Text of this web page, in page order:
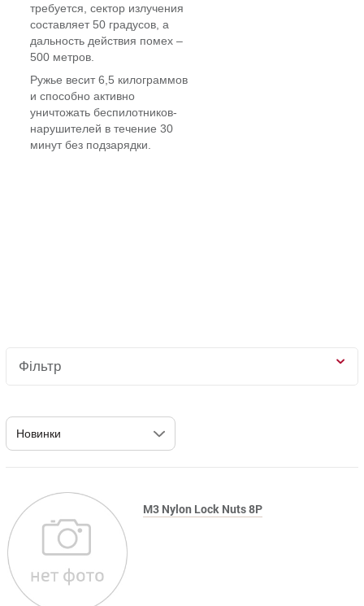
требуется, сектор излучения
составляет 50 градусов, а
дальность действия помех –
500 метров.
Ружье весит 6,5 килограммов
и способно активно
уничтожать беспилотников-
нарушителей в течение 30
минут без подзарядки.
Фільтр
M3 Nylon Lock Nuts 8P